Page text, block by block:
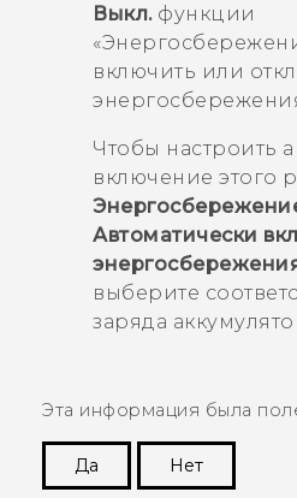
Выкл.функции
включить или
Чтобы настроить
включение этого
Автоматически
выберите
заряда
Эта информация была
Да
Нет